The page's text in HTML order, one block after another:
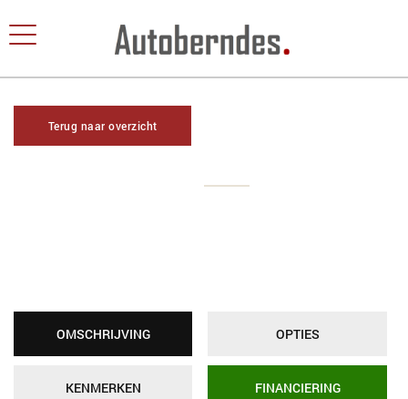
Terug naar overzicht
OMSCHRIJVING OPTIES
KENMERKEN FINANCIERING